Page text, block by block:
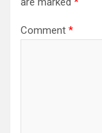
Comment *